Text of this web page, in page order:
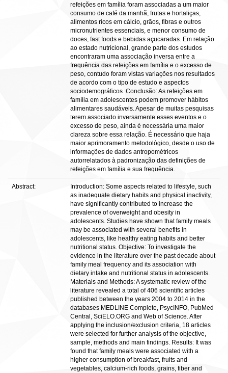
refeições em família foram associadas a um maior
consumo de café da manhã, frutas e hortaliças,
alimentos ricos em cálcio, grãos, fibras e outros
micronutrientes essenciais, e menor consumo de
doces, fast foods e bebidas açucaradas. Em relação
ao estado nutricional, grande parte dos estudos
encontraram uma associação inversa entre a
frequência das refeições em família e o excesso de
peso, contudo foram vistas variações nos resultados
de acordo com o tipo de estudo e aspectos
sociodemográficos. Conclusão: As refeições em
família em adolescentes podem promover hábitos
alimentares saudáveis. Apesar de muitas pesquisas
terem associado inversamente esses eventos e o
excesso de peso, ainda é necessária uma maior
clareza sobre essa relação. É necessário que haja
maior aprimoramento metodológico, desde o uso de
informações de dados antropométricos
autorrelatados à padronização das definições de
refeições em família e sua frequência.
Abstract:
Introduction: Some aspects related to lifestyle, such
as inadequate dietary habits and physical inactivity,
have significantly contributed to increase the
prevalence of overweight and obesity in
adolescents. Studies have shown that family meals
may be associated with several benefits in
adolescents, like healthy eating habits and better
nutritional status. Objective: To investigate the
evidence in the literature over the past decade about
family meal frequency and its association with
dietary intake and nutritional status in adolescents.
Materials and Methods: A systematic review of the
literature revealed a total of 406 scientific articles
published between the years 2004 to 2014 in the
databases MEDLINE Complete, PsycINFO, PubMed
Central, SciELO.ORG and Web of Science. After
applying the inclusion/exclusion criteria, 18 articles
were selected for further analysis of the objective,
sample, methods and main findings. Results: It was
found that family meals were associated with a
higher consumption of breakfast, fruits and
vegetables, calcium-rich foods, grains, fiber and